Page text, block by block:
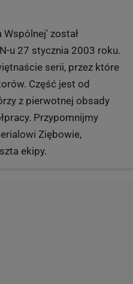
został
u 27 stycznia 2003 roku.
serii, przez które
Część jest od
z pierwotnej obsady
Przypomnijmy
Ziębowie,
ekipy.